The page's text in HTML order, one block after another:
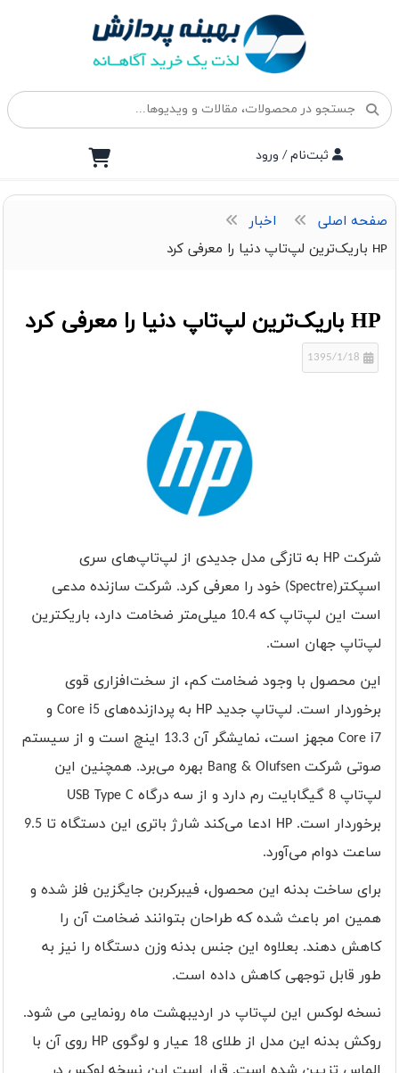
ثبت‌نام / ورود
صفحه اصلی
اخبار
HP باریک‌ترین لپ‌تاپ دنیا را معرفی کرد
HP باریک‌ترین لپ‌تاپ دنیا را معرفی کرد
شرکت HP به تازگی مدل جدیدی از لپ‌تاپ‌های سری
اسپکتر(Spectre) خود را معرفی کرد. شرکت سازنده مدعی
است این لپ‌تاپ که 10.4 میلی‌متر ضخامت دارد، باریکترین
لپ‌تاپ جهان است.
این محصول با وجود ضخامت کم، از سخت‌افزاری قوی
برخوردار است. لپ‌تاپ جدید HP به پردازنده‌های Core i5 و
Core i7
مجهز است، نمایشگر آن 13.3 اینچ است و از سیستم
صوتی شرکت Bang & Olufsen بهره می‌برد. همچنین این
لپ‌تاپ 8 گیگابایت رم دارد و از سه درگاه
USB Type C
برخوردار است. HP
ادعا می‌کند شارژ باتری این دستگاه تا 9.5
ساعت دوام می‌آورد.
برای ساخت بدنه این محصول، فیبرکربن جایگزین فلز شده و
همین امر باعث شده که طراحان بتوانند ضخامت آن را
کاهش دهند. بعلاوه این جنس بدنه وزن دستگاه را نیز به
طور قابل توجهی کاهش داده است.
نسخه لوکس این لپ‌تاپ در اردیبهشت ماه رونمایی می شود.
روکش بدنه این مدل از طلای 18 عیار و لوگوی
HP روی آن با